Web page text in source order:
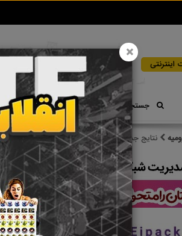
اینترنتی
جستجوی سریع تعرفه آگهی ها
نتایج جستجو برای برچسبتعمیرات برق ارومیه
×